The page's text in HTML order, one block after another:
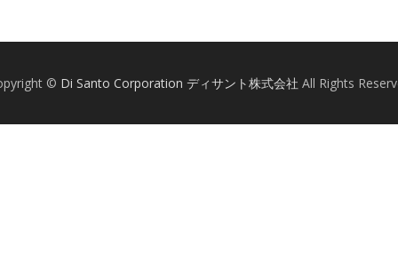
© Di Santo Corporation ディサント株式会社 All Rights